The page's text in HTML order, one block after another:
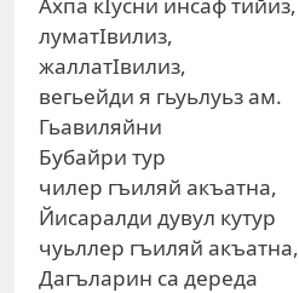
луматIвилиз,
жаллатIвилиз,
вегьейди я гьуьлуьз ам.
Гьавиляйни
Бубайри тур
чилер гъиляй акъатна,
Йисаралди дувул кутур
чуьллер гъиляй акъатна,
Дагъларин са дереда